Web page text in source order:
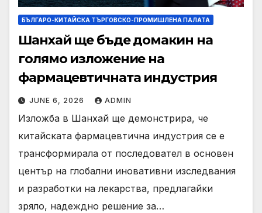
БЪЛГАРО-КИТАЙСКА ТЪРГОВСКО-ПРОМИШЛЕНА ПАЛАТА
Шанхай ще бъде домакин на
голямо изложение на
фармацевтичната индустрия
JUNE 6, 2026 ADMIN
Изложба в Шанхай ще демонстрира, че
китайската фармацевтична индустрия се е
трансформирала от последовател в основен
център на глобални иновативни изследвания
и разработки на лекарства, предлагайки
зряло, надеждно решение за…